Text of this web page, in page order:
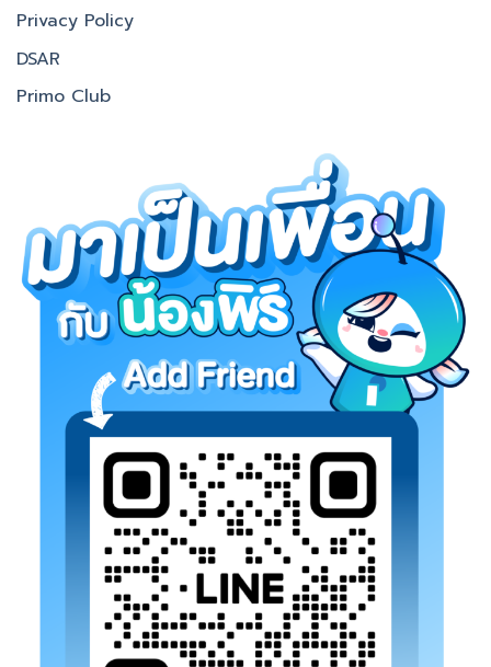
Privacy Policy
DSAR
Primo Club